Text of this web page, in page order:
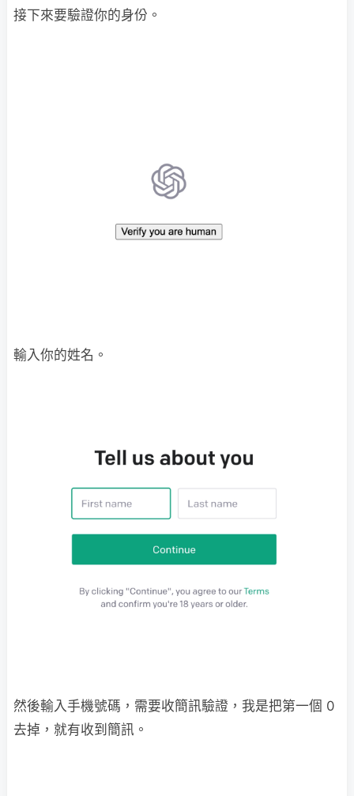
接下來要驗證你的身份。
輸入你的姓名。
然後輸入手機號碼，需要收簡訊驗證，我是把第一個 0
去掉，就有收到簡訊。